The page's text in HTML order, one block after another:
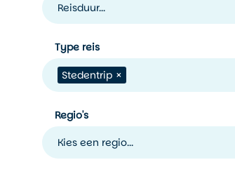
Reisduur...
Type reis
Stedentrip ×
Regio's
Kies een regio...